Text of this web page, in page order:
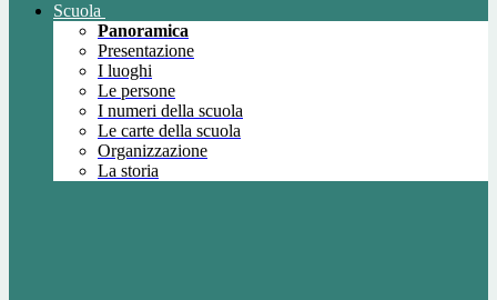
Scuola
Panoramica
Presentazione
I luoghi
Le persone
I numeri della scuola
Le carte della scuola
Organizzazione
La storia